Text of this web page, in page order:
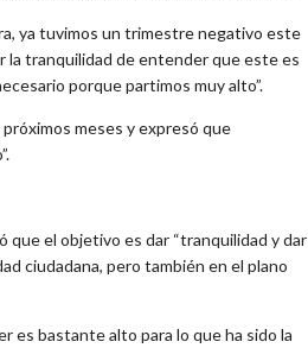
ya tuvimos un trimestre negativo este
la tranquilidad de entender que este es
porque partimos muy alto”.
meses y expresó que
el objetivo es dar “tranquilidad y dar
ciudadana, pero también en el plano
es bastante alto para lo que ha sido la